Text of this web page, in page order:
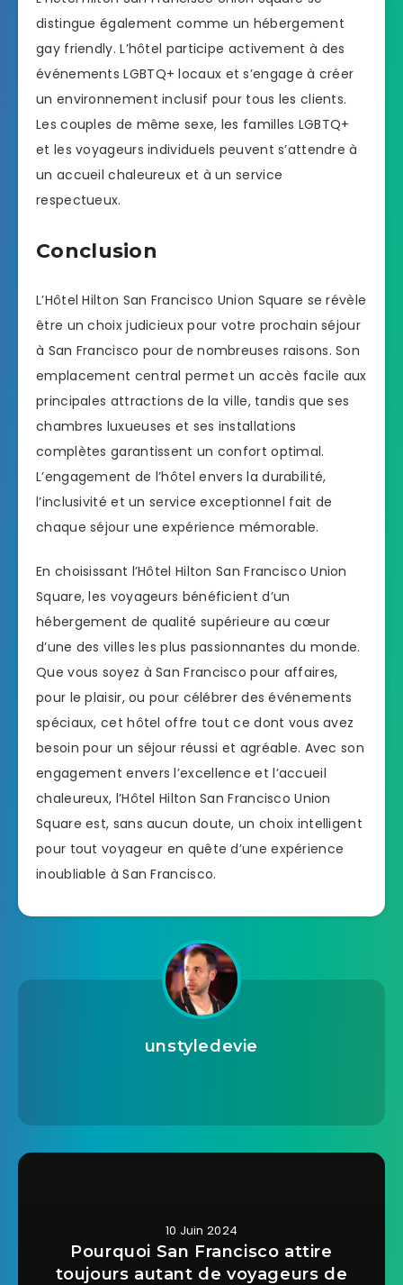
distingue également comme un hébergement
gay friendly. L’hôtel participe activement à des
événements LGBTQ+ locaux et s’engage à créer
un environnement inclusif pour tous les clients.
Les couples de même sexe, les familles LGBTQ+
et les voyageurs individuels peuvent s’attendre à
un accueil chaleureux et à un service
respectueux.
Conclusion
L’Hôtel Hilton San Francisco Union Square se révèle
être un choix judicieux pour votre prochain séjour
à San Francisco pour de nombreuses raisons. Son
emplacement central permet un accès facile aux
principales attractions de la ville, tandis que ses
chambres luxueuses et ses installations
complètes garantissent un confort optimal.
L’engagement de l’hôtel envers la durabilité,
l’inclusivité et un service exceptionnel fait de
chaque séjour une expérience mémorable.
En choisissant l’Hôtel Hilton San Francisco Union
Square, les voyageurs bénéficient d’un
hébergement de qualité supérieure au cœur
d’une des villes les plus passionnantes du monde.
Que vous soyez à San Francisco pour affaires,
pour le plaisir, ou pour célébrer des événements
spéciaux, cet hôtel offre tout ce dont vous avez
besoin pour un séjour réussi et agréable. Avec son
engagement envers l’excellence et l’accueil
chaleureux, l’Hôtel Hilton San Francisco Union
Square est, sans aucun doute, un choix intelligent
pour tout voyageur en quête d’une expérience
inoubliable à San Francisco.
unstyledevie
10 Juin 2024
Pourquoi San Francisco attire
toujours autant de voyageurs de